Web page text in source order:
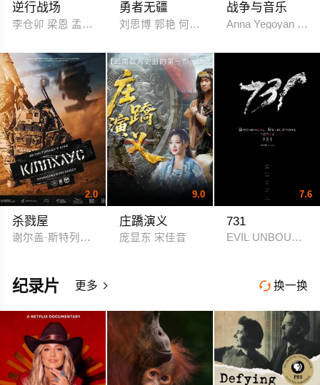
逆行战场
李仓卯 梁恩 孟天鸿
勇者无疆
刘思博 郭艳 何达 刘玮婷
战争与音乐
Anna Yegoyan 伊
2.0
杀戮屋
谢尔盖·斯特列尼科夫 Denis Kapustin
9.0
庄蹻演义
庞显东 宋佳音
7.6
731
EVIL UNBOUND
 换一换
纪录片 更多 